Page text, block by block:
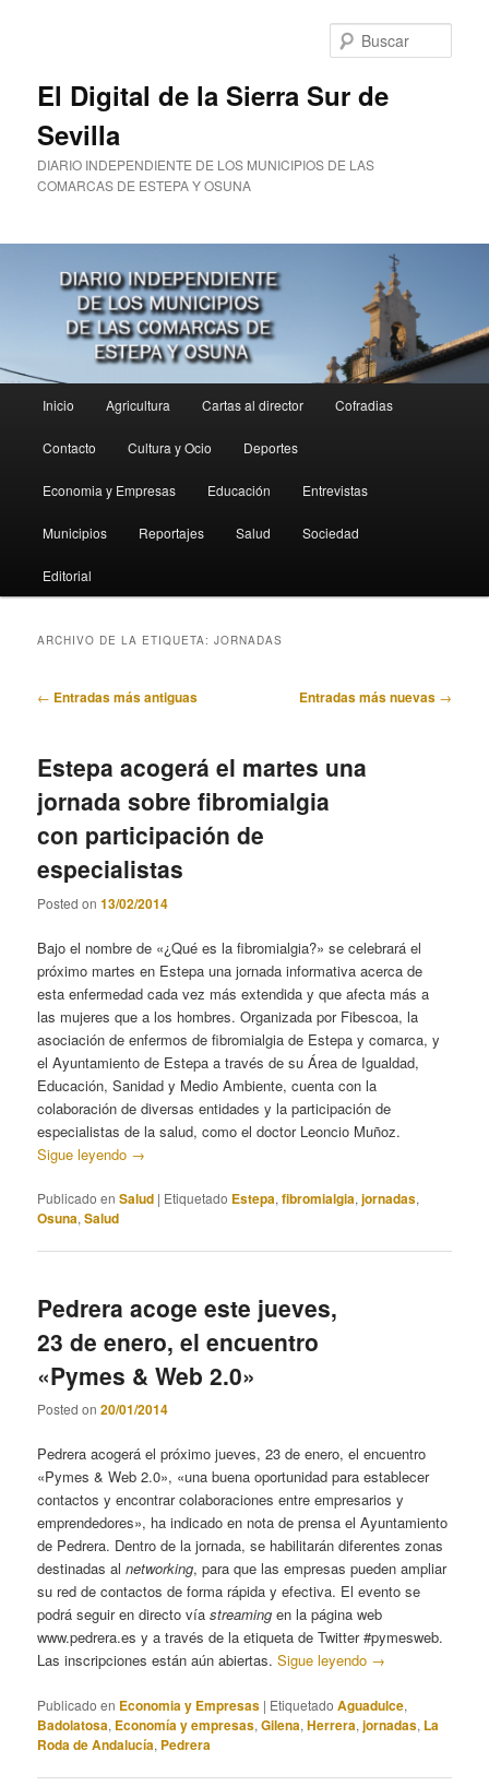
El Digital de la Sierra Sur de
Sevilla
DIARIO INDEPENDIENTE DE LOS MUNICIPIOS DE LAS
COMARCAS DE ESTEPA Y OSUNA
principal
Inicio Agricultura Cartas al director Cofradias
Contacto Cultura y Ocio Deportes
Economia y Empresas Educación Entrevistas
Municipios Reportajes Salud Sociedad
Editorial
ARCHIVO DE LA ETIQUETA:JORNADAS
Navegación
← Entradas más antiguas Entradas más nuevas →
Estepa acogerá el martes una
jornada sobre fibromialgia
con participación de
especialistas
Posted on13/02/2014
Bajo el nombre de «¿Qué es la fibromialgia?» se celebrará el
próximo martes en Estepa una jornada informativa acerca de
esta enfermedad cada vez más extendida y que afecta más a
las mujeres que a los hombres. Organizada por Fibescoa, la
asociación de enfermos de fibromialgia de Estepa y comarca, y
el Ayuntamiento de Estepa a través de su Área de Igualdad,
Educación, Sanidad y Medio Ambiente, cuenta con la
colaboración de diversas entidades y la participación de
especialistas de la salud, como el doctor Leoncio Muñoz.
Sigue leyendo →
Publicado en Salud | Etiquetado Estepa,fibromialgia,jornadas,
Osuna,Salud
Pedrera acoge este jueves,
23 de enero, el encuentro
«Pymes & Web 2.0»
Posted on20/01/2014
Pedrera acogerá el próximo jueves, 23 de enero, el encuentro
«Pymes & Web 2.0», «una buena oportunidad para establecer
contactos y encontrar colaboraciones entre empresarios y
emprendedores», ha indicado en nota de prensa el Ayuntamiento
de Pedrera. Dentro de la jornada, se habilitarán diferentes zonas
destinadas alnetworking, para que las empresas pueden ampliar
su red de contactos de forma rápida y efectiva. El evento se
podrá seguir en directo víastreaming en la página web
www.pedrera.es y a través de la etiqueta de Twitter #pymesweb.
Las inscripciones están aún abiertas.Sigue leyendo →
Publicado en Economia y Empresas | Etiquetado Aguadulce,
Badolatosa, Economía y empresas,Gilena,Herrera,jornadas, La
Roda de Andalucía, Pedrera